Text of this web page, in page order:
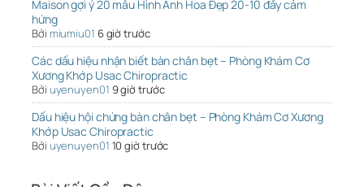
Maison gợi ý 20 mẫu Hình Ảnh Hoa Đẹp 20-10 đầy cảm
hứng
Bởi miumiu01 6 giờ trước
Các dấu hiệu nhận biết bàn chân bẹt – Phòng Khám Cơ
Xương Khớp Usac Chiropractic
Bởi uyenuyen01 9 giờ trước
Dấu hiệu hội chứng bàn chân bẹt – Phòng Khám Cơ Xương
Khớp Usac Chiropractic
Bởi uyenuyen01 10 giờ trước